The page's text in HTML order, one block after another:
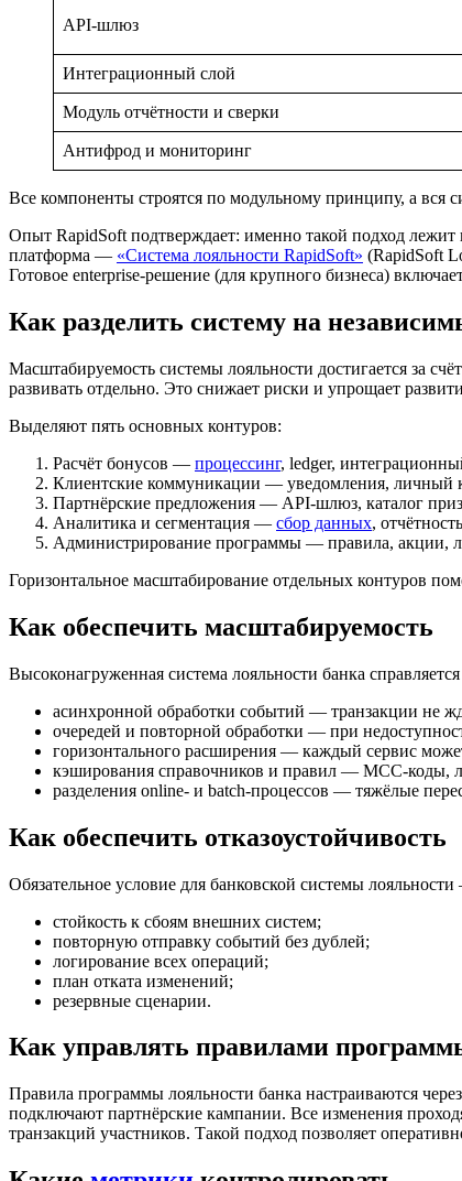
API-шлюз
Интеграционный слой
Модуль отчётности и сверки
Антифрод и мониторинг
Все компоненты строятся по модульному принципу, а вся
Опыт RapidSoft подтверждает: именно такой подход
платформа — «Система лояльности RapidSoft» (RapidSoft
Готовое enterprise-решение (для крупного бизнеса)
Как разделить систему на
Масштабируемость системы лояльности достигается за
развивать отдельно. Это снижает риски и упрощает
Выделяют пять основных контуров:
Расчёт бонусов — процессинг, ledger,
Клиентские коммуникации — уведомления, личный
Партнёрские предложения — API-шлюз, каталог
Аналитика и сегментация — сбор данных,
Администрирование программы — правила, акции,
Горизонтальное масштабирование отдельных контуров
Как обеспечить масштабируемость
Высоконагруженная система лояльности банка
асинхронной обработки событий — транзакции не
очередей и повторной обработки — при
горизонтального расширения — каждый сервис
кэширования справочников и правил — MCC-коды,
разделения online- и batch-процессов — тяжёлые
Как обеспечить отказоустойчивость
Обязательное условие для банковской системы
стойкость к сбоям внешних систем;
повторную отправку событий без дублей;
логирование всех операций;
план отката изменений;
резервные сценарии.
Как управлять правилами
Правила программы лояльности банка настраиваются
подключают партнёрские кампании. Все изменения
транзакций участников. Такой подход позволяет